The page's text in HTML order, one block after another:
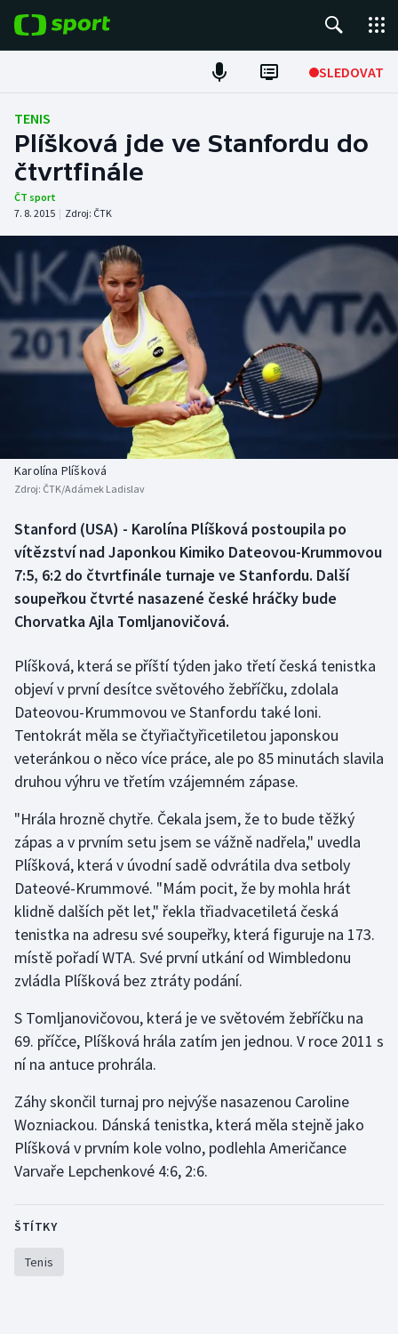
SLEDOVAT
Fotbal
Hokej
Tenis
Atletika
Cyklistika
DALŠÍ SPORTY
Americký fotbal
Baseball a softbal
Biatlon
Boby a skeleton
Box
Curling
Dostihy
Florbal
Futsal
Gymnastika
Házená
Judo
Krasobruslení
Lezení
Lyže a snowboard
Moderní pětiboj
Motorsport
Olympijské hry
Parasport
NEPŘEHLÉDNĚTE
Historické návraty
Aplikace ČT sport
AZ kvíz
TENIS
Plíšková jde ve Stanfordu do
čtvrtfinále
ČT sport
7. 8. 2015 | Zdroj: ČTK
Karolína Plíšková
Zdroj: ČTK/Adámek Ladislav
Stanford (USA) - Karolína Plíšková postoupila po
vítězství nad Japonkou Kimiko Dateovou-Krummovou
7:5, 6:2 do čtvrtfinále turnaje ve Stanfordu. Další
soupeřkou čtvrté nasazené české hráčky bude
Chorvatka Ajla Tomljanovičová.
Plíšková, která se příští týden jako třetí česká tenistka
objeví v první desítce světového žebříčku, zdolala
Dateovou-Krummovou ve Stanfordu také loni.
Tentokrát měla se čtyřiačtyřicetiletou japonskou
veteránkou o něco více práce, ale po 85 minutách slavila
druhou výhru ve třetím vzájemném zápase.
"Hrála hrozně chytře. Čekala jsem, že to bude těžký
zápas a v prvním setu jsem se vážně nadřela," uvedla
Plíšková, která v úvodní sadě odvrátila dva setboly
Dateové-Krummové. "Mám pocit, že by mohla hrát
klidně dalších pět let," řekla třiadvacetiletá česká
tenistka na adresu své soupeřky, která figuruje na 173.
místě pořadí WTA. Své první utkání od Wimbledonu
zvládla Plíšková bez ztráty podání.
S Tomljanovičovou, která je ve světovém žebříčku na
69. příčce, Plíšková hrála zatím jen jednou. V roce 2011 s
ní na antuce prohrála.
Záhy skončil turnaj pro nejvýše nasazenou Caroline
Wozniackou. Dánská tenistka, která měla stejně jako
Plíšková v prvním kole volno, podlehla Američance
Varvaře Lepchenkové 4:6, 2:6.
ŠTÍTKY
Tenis